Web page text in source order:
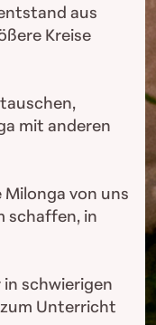
aus
Kreise
mit anderen
Milonga von uns
schaffen, in
schwierigen
Unterricht